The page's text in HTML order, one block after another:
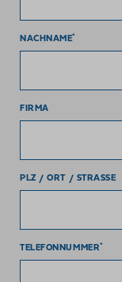
NACHNAME*
FIRMA
PLZ / ORT / STRASSE
TELEFONNUMMER*